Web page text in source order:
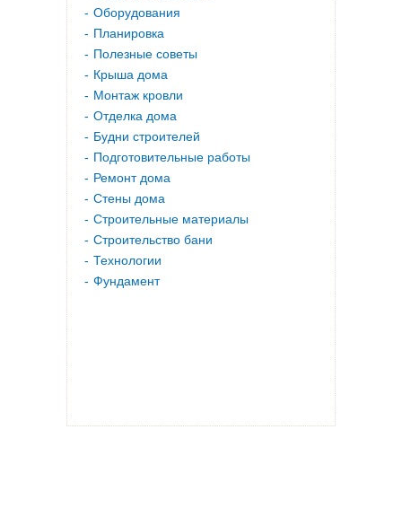
Оборудования
Планировка
Полезные советы
Крыша дома
Монтаж кровли
Отделка дома
Будни строителей
Подготовительные работы
Ремонт дома
Стены дома
Строительные материалы
Строительство бани
Технологии
Фундамент